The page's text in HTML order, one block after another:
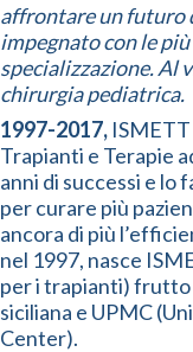
affrontare un futuro
impegnato con le
specializzazione. Al
chirurgia pediatrica.
1997-2017,
Trapianti e Terapie
anni di successi e lo
per curare più
ancora di più
nel 1997, nasce
per i trapianti) frutto
siciliana e UPMC
Center).